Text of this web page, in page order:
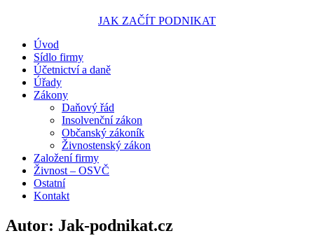
JAK ZAČÍT PODNIKAT
Portál pro podnikatele
Úvod
Sídlo firmy
Účetnictví a daně
Úřady
Zákony
Daňový řád
Insolvenční zákon
Občanský zákoník
Živnostenský zákon
Založení firmy
Živnost – OSVČ
Ostatní
Kontakt
Autor: Jak-podnikat.cz